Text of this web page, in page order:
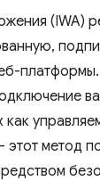
(IWA)
метод